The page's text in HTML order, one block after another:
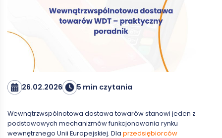
26.02.2026 5 min czytania
Wewnątrzwspólnotowa dostawa towarów stanowi jeden z
podstawowych mechanizmów funkcjonowania rynku
wewnętrznego Unii Europejskiej. Dla przedsiębiorców